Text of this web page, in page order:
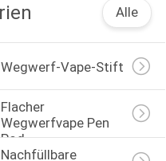
Alle
Wegwerf-Vape-Stift
Flacher
Wegwerfvape Pen
Pod
Nachfüllbare